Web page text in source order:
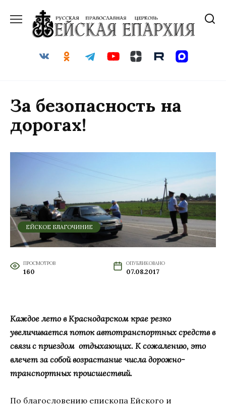
содержанию
За безопасность на
дорогах!
ЕЙСКОЕ БЛАГОЧИНИЕ
ПРОСМОТРОВ
160
ОПУБЛИКОВАНО
07.08.2017
Каждое лето в Краснодарском крае резко
увеличивается поток автотранспортных средств в
связи с приездом отдыхающих. К сожалению, это
влечет за собой возрастание числа дорожно-
транспортных происшествий.
По благословению епископа Ейского и